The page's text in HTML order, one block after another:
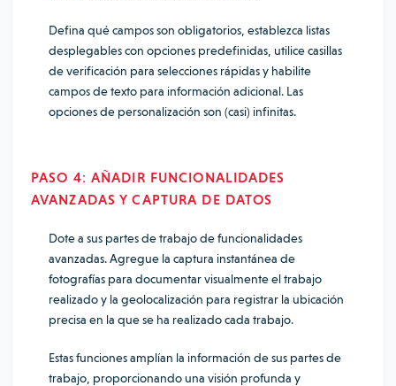
Defina qué campos son obligatorios, establezca listas
desplegables con opciones predefinidas, utilice casillas
de verificación para selecciones rápidas y habilite
campos de texto para información adicional. Las
opciones de personalización son (casi) infinitas.
PASO 4: AÑADIR FUNCIONALIDADES
AVANZADAS Y CAPTURA DE DATOS
Dote a sus partes de trabajo de funcionalidades
avanzadas. Agregue la captura instantánea de
fotografías para documentar visualmente el trabajo
realizado y la geolocalización para registrar la ubicación
precisa en la que se ha realizado cada trabajo.
Estas funciones amplían la información de sus partes de
trabajo, proporcionando una visión profunda y